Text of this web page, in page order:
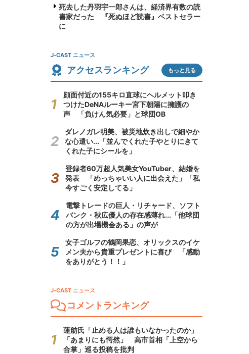
死去した丹羽宇一郎さんは、経済界有数の読
書家だった 『死ぬほど読書』ベストセラー
に
J-CAST ニュース
アクセスランキング もっと見る
顔面付近の155キロ直球にヘルメット叩き
つけたDeNAルーキー宮下朝陽に擁護の
声 「負けん気必要」と球団OB
ダレノガレ明美、被災地炊き出しで細やか
な心遣い...「並んでくれた子やとりにきて
くれた子にシールを」
登録者60万超人気美女YouTuber、結婚を
発表 「めっちゃいい人に出会えた」「私
今すごく安定してる」
電撃トレードの巨人・リチャード、ソフト
バンク・秋広優人の存在感薄れ...「他球団
の方が出場機会ある」の声が
女子ゴルフの鶴岡果恋、オリックスのイケ
メン夫から貴重プレゼントに喜び 「感動
をありがとう！！」
J-CAST ニュース
コメントランキング
蓮舫氏「止める人は誰もいなかったのか」
「あまりにも愕然」 高市首相「上空から
合掌」巡る投稿を批判